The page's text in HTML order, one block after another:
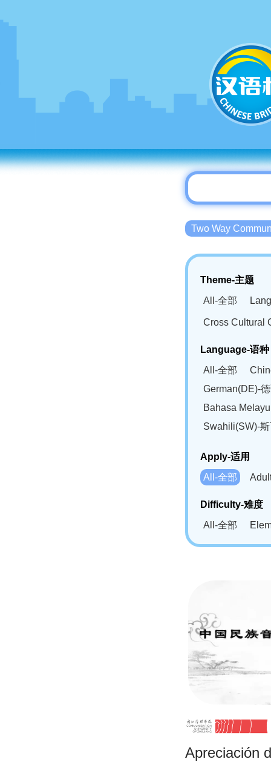
Two Way
Theme-主题
All-全部
Cross Cultural
Language-语种
All-全部
German(DE)-
Bahasa
Swahili(SW)-
Apply-适用
All-全部
Difficulty-难度
All-全部
Apreciación